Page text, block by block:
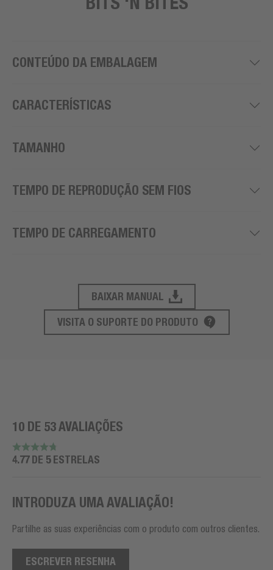
CONTEÚDO DA EMBALAGEM
CARACTERÍSTICAS
TAMANHO
TEMPO DE REPRODUÇÃO SEM FIOS
TEMPO DE CARREGAMENTO
SUPORTE AO PRODUTO
BAIXAR MANUAL
VISITA O SUPORTE DO PRODUTO
10 DE 53 AVALIAÇÕES
4.77 DE 5 ESTRELAS
INTRODUZA UMA AVALIAÇÃO!
Partilhe as suas experiências com o produto com outros clientes.
ESCREVER RESENHA